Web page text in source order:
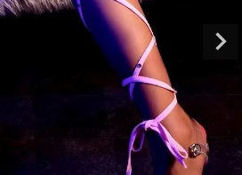
装専門ブランド。
装やダンス衣装のトータル
ならではの最新で斬新な
る小物や靴などダンサー必
ボムシェルでご購入可能。
た衣装のご提案はダンサー
「これど
好き女子
レッスン